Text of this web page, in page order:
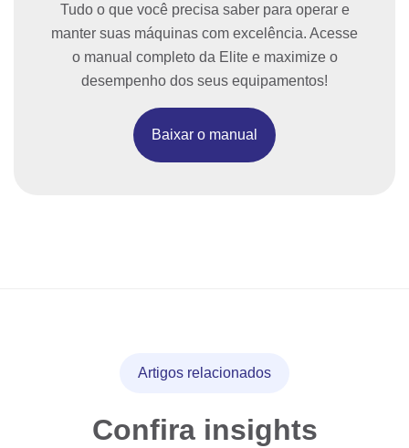
Tudo o que você precisa saber para operar e
manter suas máquinas com excelência. Acesse
o manual completo da Elite e maximize o
desempenho dos seus equipamentos!
Baixar o manual
Artigos relacionados
Confira insights